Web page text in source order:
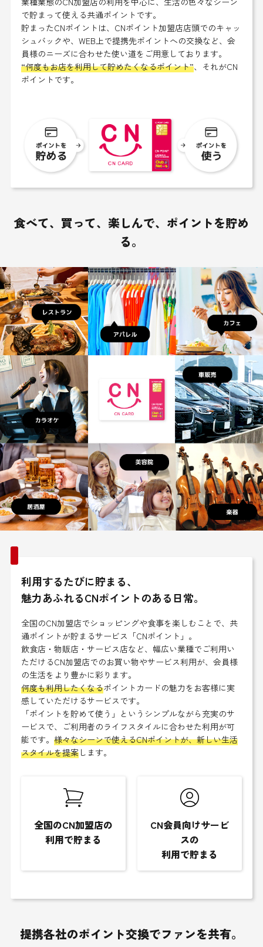
で貯まって使える共通ポイントです。
貯まったCNポイントは、CNポイント加盟店店頭でのキャッ
シュバックや、WEB上で提携先ポイントへの交換など、会
員様のニーズに合わせた使い道をご用意しております。
“何度もお店を利用して貯めたくなるポイント”、それがCN
ポイントです。
食べて、買って、楽しんで、ポイントを貯め
る。
利用するたびに貯まる、
魅力あふれるCNポイントのある日常。
全国のCN加盟店でショッピングや食事を楽しむことで、共
通ポイントが貯まるサービス「CNポイント」。
飲食店・物販店・サービス店など、幅広い業種でご利用い
ただけるCN加盟店でのお買い物やサービス利用が、会員様
の生活をより豊かに彩ります。
何度も利用したくなるポイントカードの魅力をお客様に実
感していただけるサービスです。
「ポイントを貯めて使う」というシンプルながら充実のサ
ービスで、ご利用者のライフスタイルに合わせた利用が可
能です。 様々なシーンで使えるCNポイントが、新しい生活
スタイルを提案します。
全国のCN加盟店の
利用で貯まる
CN会員向けサービ
スの
利用で貯まる
提携各社のポイント交換でファンを共有。